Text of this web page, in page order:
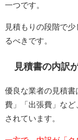
一つです。
見積もりの段階で
るべきです。
見積書の内訳
優良な業者の見積書
費」「出張費」な
されています。